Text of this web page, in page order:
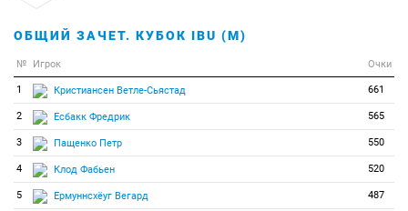
ОБЩИЙ ЗАЧЕТ. КУБОК IBU (М)
№ Игрок Очки
1 Кристиансен Ветле-Сьястад 661
2 Есбакк Фредрик 565
3 Пащенко Петр 550
4 Клод Фабьен 520
5 Ермуннсхёуг Вегард 487